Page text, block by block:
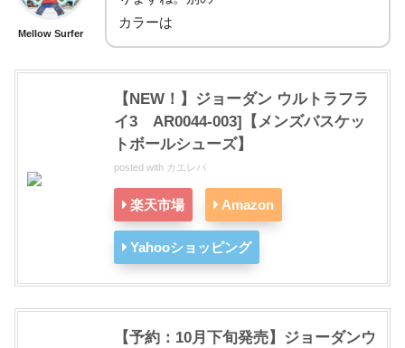
Mellow Surfer
カラーは
【NEW！】ジョーダン ウルトラフラ
イ3 AR0044-003]【メンズバスケッ
トボールシューズ】
posted with カエレバ
楽天市場 Amazon
Yahooショッピング
【予約：10月下旬発売】ジョーダンウ